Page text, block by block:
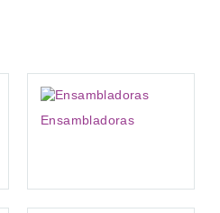
Ensambladoras